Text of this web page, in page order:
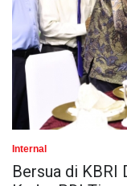
Internal
Bersua di KBRI